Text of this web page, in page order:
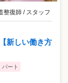
整復師 / スタッフ
新しい働き方
パート